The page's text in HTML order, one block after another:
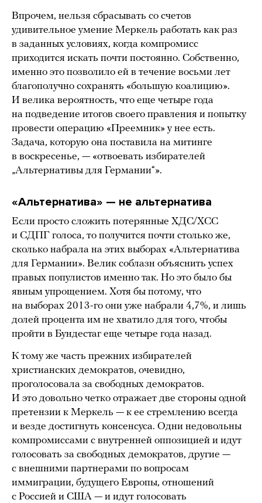
Впрочем, нельзя сбрасывать со счетов
удивительное умение Меркель работать как раз
в заданных условиях, когда компромисс
приходится искать почти постоянно. Собственно,
именно это позволило ей в течение восьми лет
благополучно сохранять «большую коалицию».
И велика вероятность, что еще четыре года
на подведение итогов своего правления и попытку
провести операцию «Преемник» у нее есть.
Задача, которую она поставила на митинге
в воскресенье, — «отвоевать избирателей
„Альтернативы для Германии“».
«Альтернатива» — не альтернатива
Если просто сложить потерянные ХДС/ХСС
и СДПГ голоса, то получится почти столько же,
сколько набрала на этих выборах «Альтернатива
для Германии». Велик соблазн объяснить успех
правых популистов именно так. Но это было бы
явным упрощением. Хотя бы потому, что
на выборах 2013-го они уже набрали 4,7%, и лишь
долей процента им не хватило для того, чтобы
пройти в Бундестаг еще четыре года назад.
К тому же часть прежних избирателей
христианских демократов, очевидно,
проголосовала за свободных демократов.
И это довольно четко отражает две стороны одной
претензии к Меркель — к ее стремлению всегда
и везде достигнуть консенсуса. Одни недовольны
компромиссами с внутренней оппозицией и идут
голосовать за свободных демократов, другие —
с внешними партнерами по вопросам
иммиграции, будущего Европы, отношений
с Россией и США — и идут голосовать